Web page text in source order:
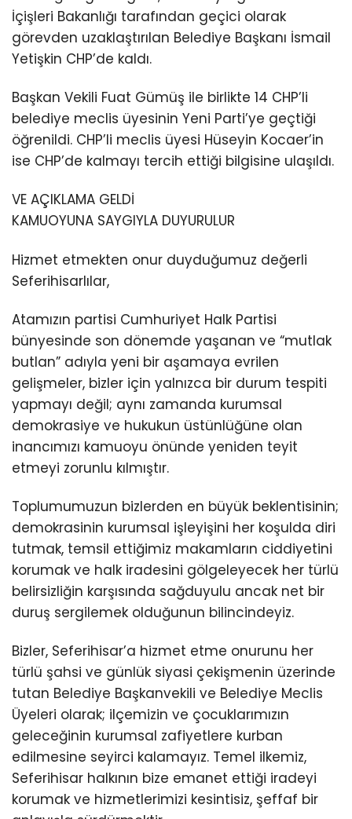
İçişleri Bakanlığı tarafından geçici olarak
görevden uzaklaştırılan Belediye Başkanı İsmail
Yetişkin CHP’de kaldı.
Başkan Vekili Fuat Gümüş ile birlikte 14 CHP’li
belediye meclis üyesinin Yeni Parti’ye geçtiği
öğrenildi. CHP’li meclis üyesi Hüseyin Kocaer’in
ise CHP’de kalmayı tercih ettiği bilgisine ulaşıldı.
VE AÇIKLAMA GELDİ
KAMUOYUNA SAYGIYLA DUYURULUR
Hizmet etmekten onur duyduğumuz değerli
Seferihisarlılar,
Atamızın partisi Cumhuriyet Halk Partisi
bünyesinde son dönemde yaşanan ve “mutlak
butlan” adıyla yeni bir aşamaya evrilen
gelişmeler, bizler için yalnızca bir durum tespiti
yapmayı değil; aynı zamanda kurumsal
demokrasiye ve hukukun üstünlüğüne olan
inancımızı kamuoyu önünde yeniden teyit
etmeyi zorunlu kılmıştır.
Toplumumuzun bizlerden en büyük beklentisinin;
demokrasinin kurumsal işleyişini her koşulda diri
tutmak, temsil ettiğimiz makamların ciddiyetini
korumak ve halk iradesini gölgeleyecek her türlü
belirsizliğin karşısında sağduyulu ancak net bir
duruş sergilemek olduğunun bilincindeyiz.
Bizler, Seferihisar’a hizmet etme onurunu her
türlü şahsi ve günlük siyasi çekişmenin üzerinde
tutan Belediye Başkanvekili ve Belediye Meclis
Üyeleri olarak; ilçemizin ve çocuklarımızın
geleceğinin kurumsal zafiyetlere kurban
edilmesine seyirci kalamayız. Temel ilkemiz,
Seferihisar halkının bize emanet ettiği iradeyi
korumak ve hizmetlerimizi kesintisiz, şeffaf bir